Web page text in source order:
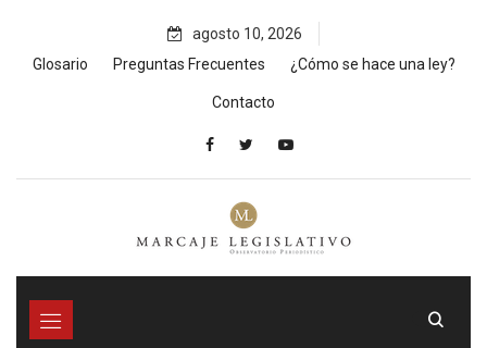
content
agosto 10, 2026
Glosario
Preguntas Frecuentes ¿Cómo se hace una ley?
Contacto